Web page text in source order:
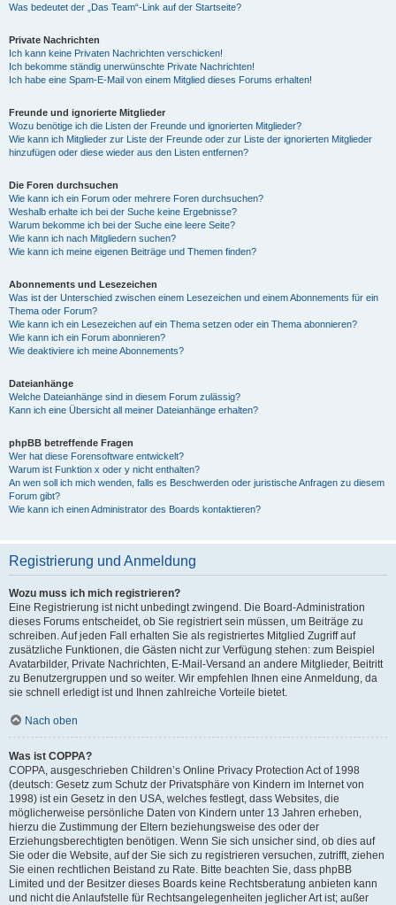
Was bedeutet der „Das Team“-Link auf der Startseite?
Private Nachrichten
Ich kann keine Privaten Nachrichten verschicken!
Ich bekomme ständig unerwünschte Private Nachrichten!
Ich habe eine Spam-E-Mail von einem Mitglied dieses Forums erhalten!
Freunde und ignorierte Mitglieder
Wozu benötige ich die Listen der Freunde und ignorierten Mitglieder?
Wie kann ich Mitglieder zur Liste der Freunde oder zur Liste der ignorierten Mitglieder
hinzufügen oder diese wieder aus den Listen entfernen?
Die Foren durchsuchen
Wie kann ich ein Forum oder mehrere Foren durchsuchen?
Weshalb erhalte ich bei der Suche keine Ergebnisse?
Warum bekomme ich bei der Suche eine leere Seite?
Wie kann ich nach Mitgliedern suchen?
Wie kann ich meine eigenen Beiträge und Themen finden?
Abonnements und Lesezeichen
Was ist der Unterschied zwischen einem Lesezeichen und einem Abonnements für ein
Thema oder Forum?
Wie kann ich ein Lesezeichen auf ein Thema setzen oder ein Thema abonnieren?
Wie kann ich ein Forum abonnieren?
Wie deaktiviere ich meine Abonnements?
Dateianhänge
Welche Dateianhänge sind in diesem Forum zulässig?
Kann ich eine Übersicht all meiner Dateianhänge erhalten?
phpBB betreffende Fragen
Wer hat diese Forensoftware entwickelt?
Warum ist Funktion x oder y nicht enthalten?
An wen soll ich mich wenden, falls es Beschwerden oder juristische Anfragen zu diesem
Forum gibt?
Wie kann ich einen Administrator des Boards kontaktieren?
Registrierung und Anmeldung
Wozu muss ich mich registrieren?
Eine Registrierung ist nicht unbedingt zwingend. Die Board-Administration
dieses Forums entscheidet, ob Sie registriert sein müssen, um Beiträge zu
schreiben. Auf jeden Fall erhalten Sie als registriertes Mitglied Zugriff auf
zusätzliche Funktionen, die Gästen nicht zur Verfügung stehen: zum Beispiel
Avatarbilder, Private Nachrichten, E-Mail-Versand an andere Mitglieder, Beitritt
zu Benutzergruppen und so weiter. Wir empfehlen Ihnen eine Anmeldung, da
sie schnell erledigt ist und Ihnen zahlreiche Vorteile bietet.
Nach oben
Was ist COPPA?
COPPA, ausgeschrieben Children’s Online Privacy Protection Act of 1998
(deutsch: Gesetz zum Schutz der Privatsphäre von Kindern im Internet von
1998) ist ein Gesetz in den USA, welches festlegt, dass Websites, die
möglicherweise persönliche Daten von Kindern unter 13 Jahren erheben,
hierzu die Zustimmung der Eltern beziehungsweise des oder der
Erziehungsberechtigten benötigen. Wenn Sie sich unsicher sind, ob dies auf
Sie oder die Website, auf der Sie sich zu registrieren versuchen, zutrifft, ziehen
Sie einen rechtlichen Beistand zu Rate. Bitte beachten Sie, dass phpBB
Limited und der Besitzer dieses Boards keine Rechtsberatung anbieten kann
und nicht die Anlaufstelle für Rechtsangelegenheiten jeglicher Art ist; außer